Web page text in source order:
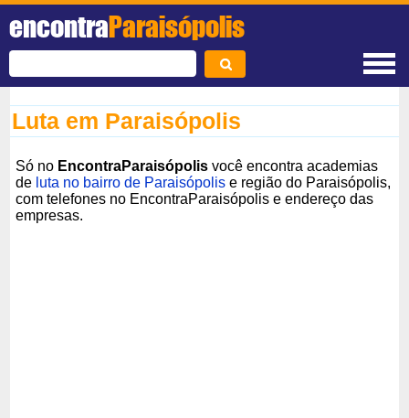
encontraParaisópolis
Luta em Paraisópolis
Só no EncontraParaisópolis você encontra academias
de luta no bairro de Paraisópolis e região do Paraisópolis,
com telefones no EncontraParaisópolis e endereço das
empresas.